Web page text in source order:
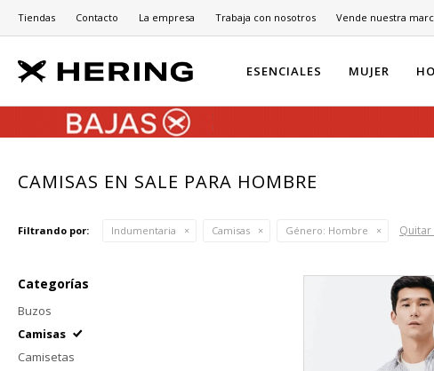
ESENCIALES MUJER
Tiendas Contacto La empresa Trabaja con nosotros Vende nuestra
CAMISAS EN SALE PARA HOMBRE
Filtrando por: Indumentaria Camisas Género: Hombre
Categorías
Buzos
Camisas
Camisetas